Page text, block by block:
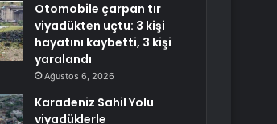
Otomobile çarpan tır
viyadükten uçtu: 3 kişi
hayatını kaybetti, 3 kişi
yaralandı
Ağustos 6, 2026
Karadeniz Sahil Yolu
viyadüklerle